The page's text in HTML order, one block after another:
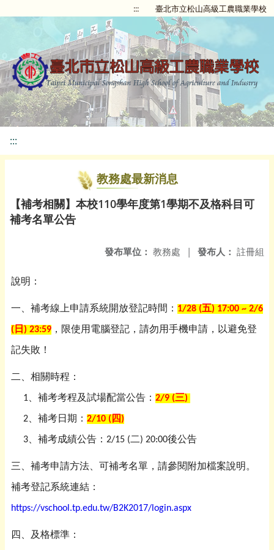
::: 臺北市立松山高級工農職業學校
:::
教務處最新消息
【補考相關】本校110學年度第1學期不及格科目可
補考名單公告
發布人： 註冊組
發布單位： 教務處 |
說明：
一、補考線上申請系統開放登記時間： 1/28 (五) 17:00 ~ 2/6
(日) 23:59 ，限使用電腦登記，請勿用手機申請，以避免登
記失敗！
二、相關時程：
1、補考考程及試場配當公告： 2/9 (三)
2、補考日期： 2/10 (四)
3、補考成績公告：2/15 (二) 20:00後公告
三、補考申請方法、可補考名單，請參閱附加檔案說明。
補考登記系統連結：
https://vschool.tp.edu.tw/B2K2017/login.aspx
四、及格標準：